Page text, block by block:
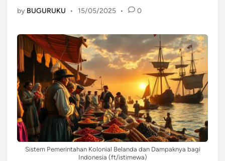
by BUGURUKU • 15/05/2025 • 0
Sistem Pemerintahan Kolonial Belanda dan Dampaknya bagi
Indonesia (ft/istimewa)